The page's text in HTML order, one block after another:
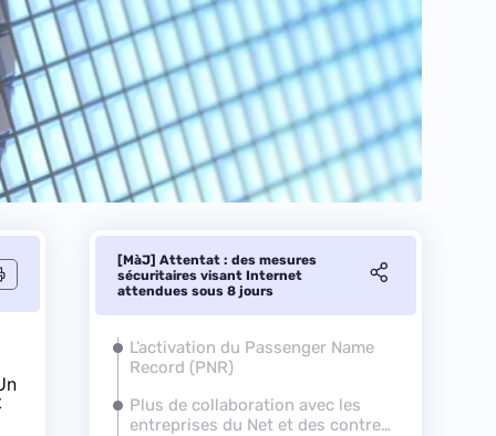
[MàJ] Attentat : des mesures
sécuritaires visant Internet
attendues sous 8 jours
L’activation du Passenger Name
Record (PNR)
Plus de collaboration avec les
entreprises du Net et des contre-